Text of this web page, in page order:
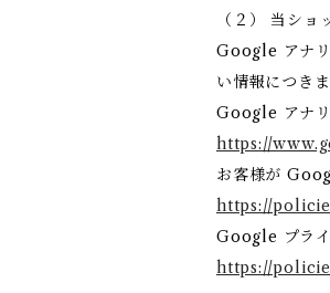
（２） 当シ
Google アナ
い情報につき
Google アナリ
https://
お客様が
https://
Google プライ
https://